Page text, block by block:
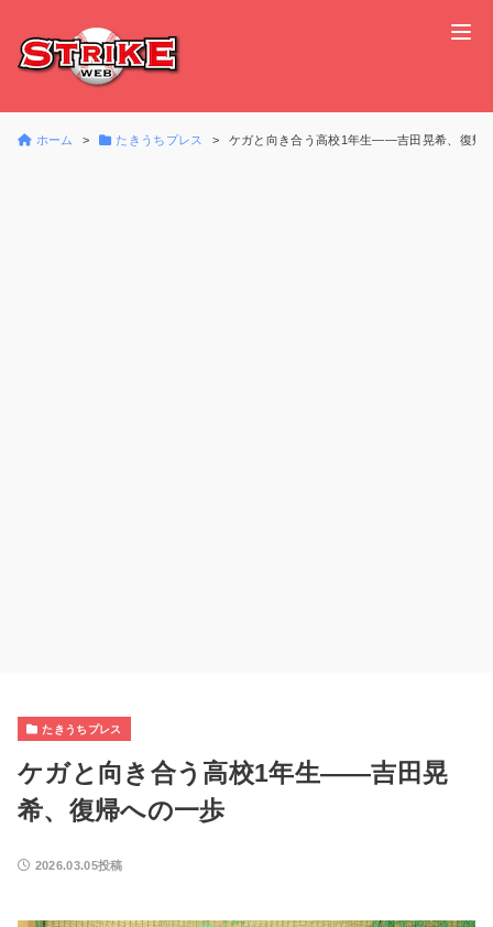
ホーム たきうちプレス ケガと向き合う高校1年生――吉田晃希、復帰
たきうちプレス
ケガと向き合う高校1年生――吉田晃
希、復帰への一歩
2026.03.05投稿